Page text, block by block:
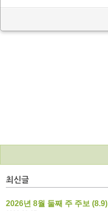
최신글
2026년 8월 둘째 주 주보 (8.9)